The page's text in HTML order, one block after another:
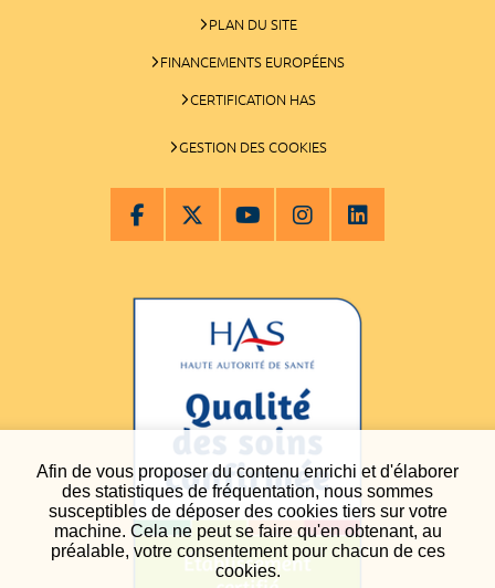
Afin de vous proposer du contenu enrichi et d'élaborer
des statistiques de fréquentation, nous sommes
susceptibles de déposer des cookies tiers sur votre
machine. Cela ne peut se faire qu'en obtenant, au
préalable, votre consentement pour chacun de ces
cookies.
PLAN DU SITE
FINANCEMENTS EUROPÉENS
CERTIFICATION HAS
GESTION DES COOKIES